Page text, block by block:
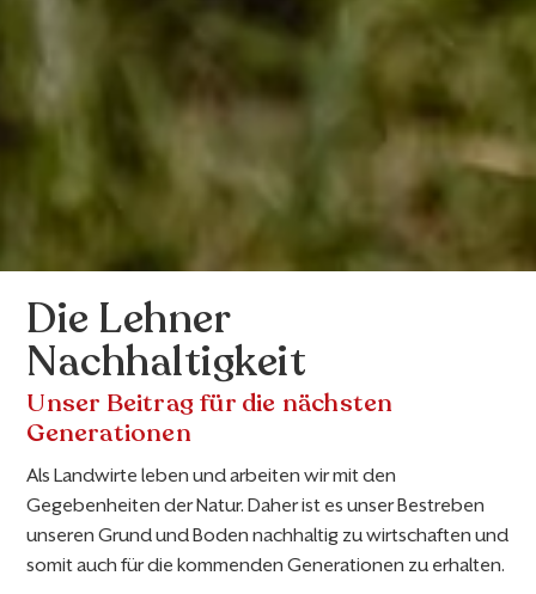
Die Lehner
Nachhaltigkeit
Unser Beitrag für die nächsten
Generationen
Als Landwirte leben und arbeiten wir mit den
Gegebenheiten der Natur. Daher ist es unser Bestreben
unseren Grund und Boden nachhaltig zu wirtschaften und
somit auch für die kommenden Generationen zu erhalten.